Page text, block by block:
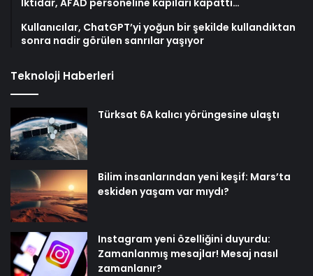
Kullanıcılar, ChatGPT’yi yoğun bir şekilde kullandıktan
sonra nadir görülen sanrılar yaşıyor
Teknoloji Haberleri
Türksat 6A kalıcı yörüngesine ulaştı
Bilim insanlarından yeni keşif: Mars’ta
eskiden yaşam var mıydı?
Instagram yeni özelliğini duyurdu:
Zamanlanmış mesajlar! Mesaj nasıl
zamanlanır?